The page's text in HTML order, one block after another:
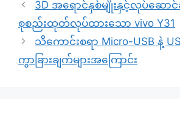
3D အရောင်နှစ်မျိုးနှင့်လုပ်ဆောင်
စုစည်းထုတ်လုပ်ထားသော vivo Y31
သိကောင်းစရာ Micro-USB နဲ့
ကွာခြားချက်များအကြောင်း